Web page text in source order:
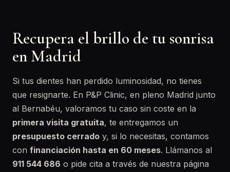
Recupera el brillo de tu sonrisa
en Madrid
Si tus dientes han perdido luminosidad, no tienes
que resignarte. En P&P Clinic, en pleno Madrid junto
al Bernabéu, valoramos tu caso sin coste en la
primera visita gratuita, te entregamos un
presupuesto cerrado y, si lo necesitas, contamos
con financiación hasta en 60 meses. Llámanos al
911 544 686 o pide cita a través de nuestra página